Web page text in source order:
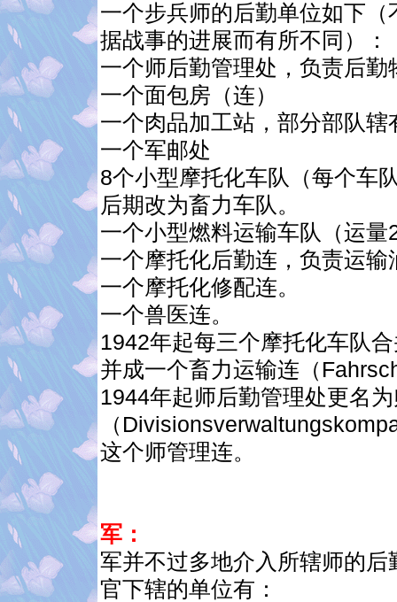
一个步兵师的后勤单位如下
据战事的进展而有所不同）：
一个师后勤管理处，负责后
一个面包房（连）
一个肉品加工站，部分部队辖
一个军邮处
8个小型摩托化车队（每个车
后期改为畜力车队。
一个小型燃料运输车队（运量
一个摩托化后勤连，负责运
一个摩托化修配连。
一个兽医连。
1942年起每三个摩托化车队
并成一个畜力运输连（
1944年起师后勤管理处更名
（
这个师管理连。
军：
军并不过多地介入所辖师的
官下辖的单位有：